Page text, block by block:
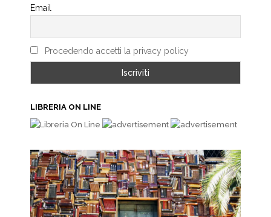
Email
Procedendo accetti la privacy policy
LIBRERIA ON LINE